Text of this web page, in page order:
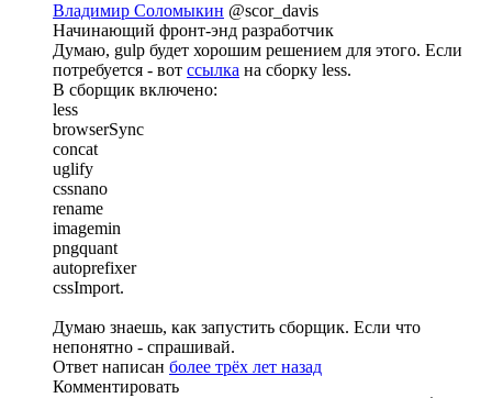
Владимир Соломыкин @scor_davis
Начинающий фронт-энд разработчик
Думаю, gulp будет хорошим решением для этого. Если
потребуется - вот ссылка на сборку less.
В сборщик включено:
less
browserSync
concat
uglify
cssnano
rename
imagemin
pngquant
autoprefixer
cssImport.
Думаю знаешь, как запустить сборщик. Если что
непонятно - спрашивай.
Ответ написан более трёх лет назад
Комментировать